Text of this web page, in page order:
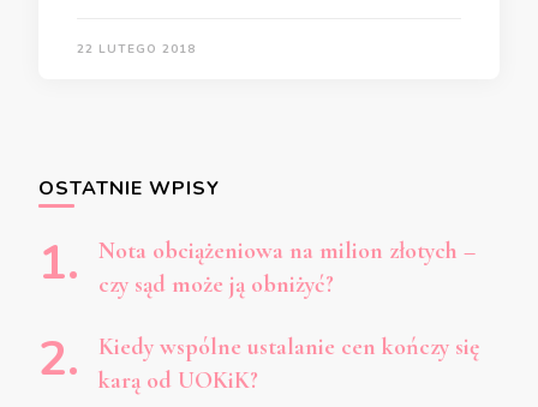
22 LUTEGO 2018
OSTATNIE WPISY
Nota obciążeniowa na milion złotych –
czy sąd może ją obniżyć?
Kiedy wspólne ustalanie cen kończy się
karą od UOKiK?